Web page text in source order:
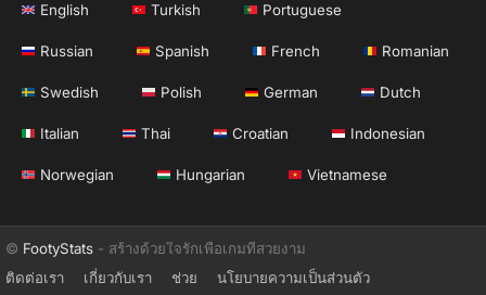
English Turkish Portuguese
Russian Spanish French Romanian
Swedish Polish German Dutch
Italian Thai Croatian Indonesian
Norwegian Hungarian Vietnamese
© FootyStats - สร้างด้วยใจรักเพื่อเกมที่สวยงาม
ติดต่อเรา
เกี่ยวกับเรา ช่วย นโยบายความเป็นส่วนตัว